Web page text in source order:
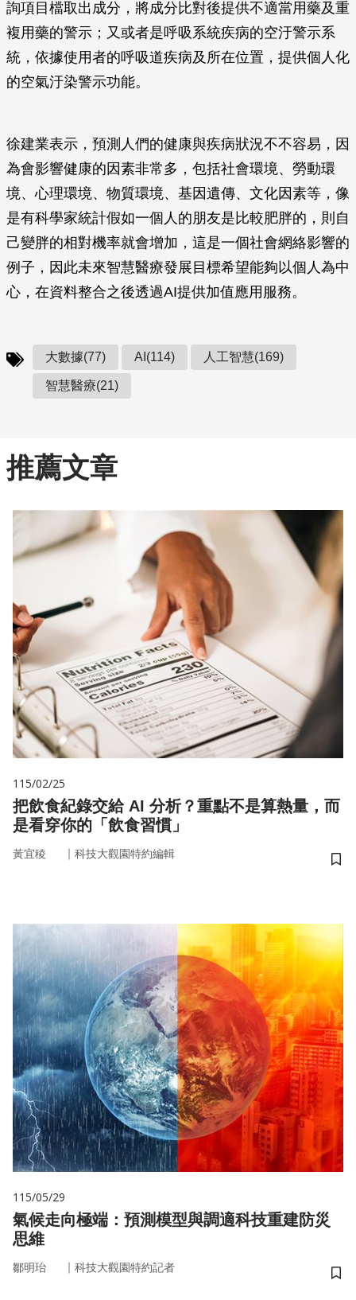
詢項目檔取出成分，將成分比對後提供不適當用藥及重
複用藥的警示；又或者是呼吸系統疾病的空汙警示系
統，依據使用者的呼吸道疾病及所在位置，提供個人化
的空氣汙染警示功能。
徐建業表示，預測人們的健康與疾病狀況不不容易，因
為會影響健康的因素非常多，包括社會環境、勞動環
境、心理環境、物質環境、基因遺傳、文化因素等，像
是有科學家統計假如一個人的朋友是比較肥胖的，則自
己變胖的相對機率就會增加，這是一個社會網絡影響的
例子，因此未來智慧醫療發展目標希望能夠以個人為中
心，在資料整合之後透過AI提供加值應用服務。
大數據(77) AI(114) 人工智慧(169)
智慧醫療(21)
推薦文章
115/02/25
把飲食紀錄交給 AI 分析？重點不是算熱量，而
是看穿你的「飲食習慣」
黃宜稜 ｜ 科技大觀園特約編輯
儲
115/05/29
氣候走向極端：預測模型與調適科技重建防災
思維
鄒明珆 ｜ 科技大觀園特約記者
儲